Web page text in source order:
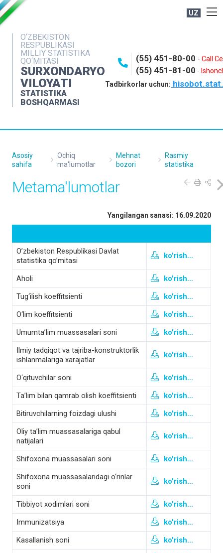
UZ
O‘ZBEKISTON
RESPUBLIKASI
MILLIY STATISTIKA
QO‘MITASI
SURXONDARYO
VILOYATI
STATISTIKA
BOSHQARMASI
(55) 451-80-00 -Call
(55) 451-81-00 -
Tadbirkorlar uchun:
OCHIQ MA'LUMOTLAR
NASHRLAR
INTERAKTIV XIZMATLAR
MATBUOT XIZMATI
Asosiy
sahifa
Ochiq
ma'lumotlar
Mehnat
bozori
Rasmiy
statistika
Metama'lumotlar
Yangilangan sanasi: 16.09.2020
O’zbekiston Respublikasi Davlat
statistika qo’mitasi
ko'rish...
Aholi
ko'rish...
Tug‘ilish koeffitsienti
ko'rish...
O‘lim koeffitsienti
ko'rish...
Umumta’lim muassasalari soni
ko'rish...
Ilmiy tadqiqot va tajriba-konstruktorlik
ishlanmalariga xarajatlar
ko'rish...
O‘qituvchilar soni
ko'rish...
Ta’lim bilan qamrab olish koeffitsienti
ko'rish...
Bitiruvchilarning foizdagi ulushi
ko'rish...
Oliy ta’lim muassasalariga qabul
natijalari
ko'rish...
Shifoxona muassasalari soni
ko'rish...
Shifoxona muassasalaridagi o‘rinlar
soni
ko'rish...
Tibbiyot xodimlari soni
ko'rish...
Immunizatsiya
ko'rish...
Kasallanish soni
ko'rish...